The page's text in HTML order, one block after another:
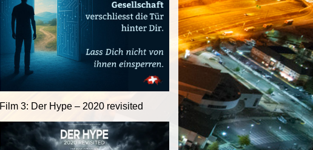
Film 3: Der Hype – 2020 revisited